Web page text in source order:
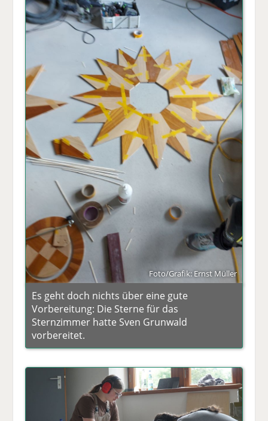
Foto/Grafik: Ernst Müller
Es geht doch nichts über eine gute
Vorbereitung: Die Sterne für das
Sternzimmer hatte Sven Grunwald
vorbereitet.